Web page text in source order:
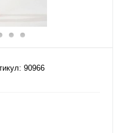
90966